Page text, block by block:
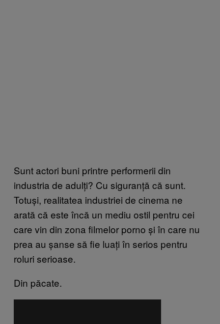
Sunt actori buni printre performerii din
industria de adulți? Cu siguranță că sunt.
Totuși, realitatea industriei de cinema ne
arată că este încă un mediu ostil pentru cei
care vin din zona filmelor porno și în care nu
prea au șanse să fie luați în serios pentru
roluri serioase.
Din păcate.